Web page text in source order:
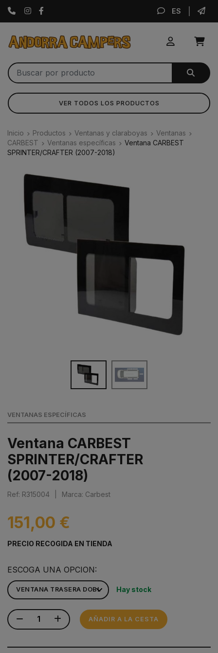
Instagram ES
VER TODOS LOS PRODUCTOS
Inicio Productos Ventanas y claraboyas
Ventanas
CARBEST
Ventanas específicas
Ventana CARBEST
SPRINTER/CRAFTER (2007-2018)
VENTANAS ESPECÍFICAS
Ventana CARBEST
SPRINTER/CRAFTER
(2007-2018)
Ref: R315004 Marca: Carbest
151,00 €
PRECIO RECOGIDA EN TIENDA
ESCOGA UNA OPCION:
Hay stock
AÑADIR A LA CESTA